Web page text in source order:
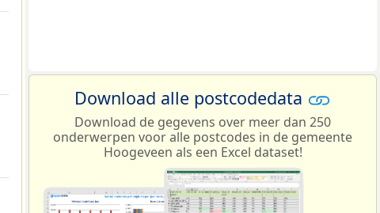
Download alle postcodedata
Download de gegevens over meer dan 250
onderwerpen voor alle postcodes in de gemeente
Hoogeveen als een Excel dataset!